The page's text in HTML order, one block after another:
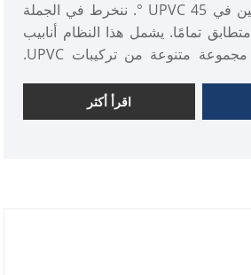
متخصصة في المرفقين في UPVC 45 °. ننخرط في الجملة
لنظام أنابيب UPVC متطابق تمامًا. يشمل هذا النظام أنابيب
UPVC بالإضافة إلى مجموعة متنوعة من تركيبات UPVC.
اقرأ أكثر